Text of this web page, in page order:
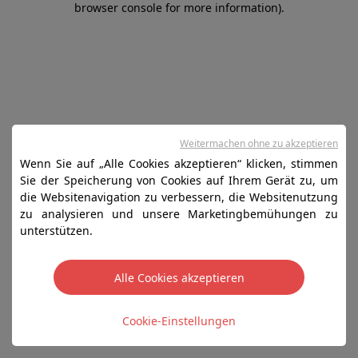
browser console for more information).
Wenn Sie auf „Alle Cookies akzeptieren“ klicken, stimmen
Sie der Speicherung von Cookies auf Ihrem Gerät zu, um
die Websitenavigation zu verbessern, die Websitenutzung
zu analysieren und unsere Marketingbemühungen zu
unterstützen.
Alle Cookies akzeptieren
Cookie-Einstellungen
Weitermachen ohne zu akzeptieren